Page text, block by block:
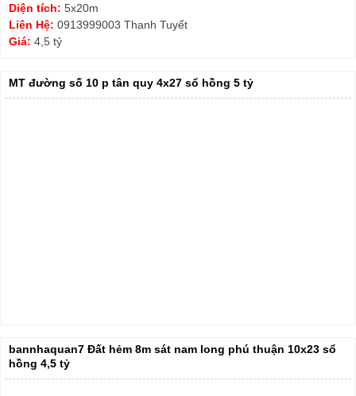
Diện tích: 5x20m
Liên Hệ: 0913999003 Thanh Tuyết
Giá: 4,5 tỷ
MT đường số 10 p tân quy 4x27 sổ hồng 5 tỷ
bannhaquan7 Đất hẻm 8m sát nam long phú thuận 10x23 sổ
hồng 4,5 tỷ